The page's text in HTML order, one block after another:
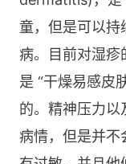
童，但是可以持
病。目前对湿疹
是 “干燥易感皮
的。精神压力以
病情，但是并不